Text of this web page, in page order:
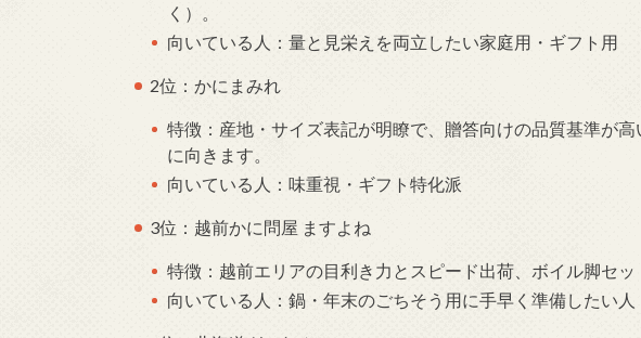
く）。
向いている人：量と見栄えを両立したい家庭用・ギフト用
2位：かにまみれ
特徴：産地・サイズ表記が明瞭で、贈答向けの品質基準が
に向きます。
向いている人：味重視・ギフト特化派
3位：越前かに問屋 ますよね
特徴：越前エリアの目利き力とスピード出荷、ボイル脚セッ
向いている人：鍋・年末のごちそう用に手早く準備したい人